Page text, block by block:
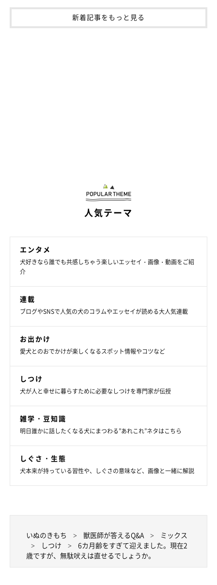
新着記事をもっと見る
人気テーマ
エンタメ
犬好きなら誰でも共感しちゃう楽しいエッセイ・画像・動画をご紹
介
連載
ブログやSNSで人気の犬のコラムやエッセイが読める大人気連載
お出かけ
愛犬とのおでかけが楽しくなるスポット情報やコツなど
しつけ
犬が人と幸せに暮らすために必要なしつけを専門家が伝授
雑学・豆知識
明日誰かに話したくなる犬にまつわる”あれこれ”ネタはこちら
しぐさ・生態
犬本来が持っている習性や、しぐさの意味など、画像と一緒に解説
いぬのきもち 獣医師が答えるQ&A
ミックス
しつけ
6カ月齢をすぎて迎えました。現在2
歳ですが、無駄吠えは直せるでしょうか。